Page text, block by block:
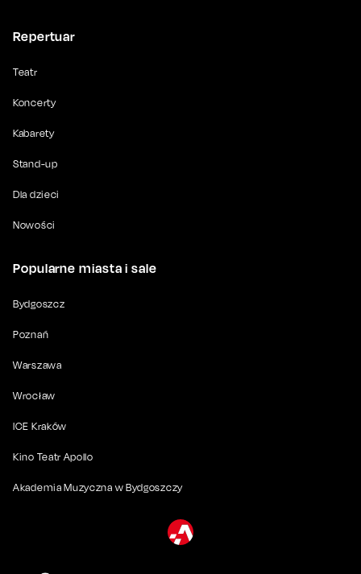
Repertuar
Teatr
Koncerty
Kabarety
Stand-up
Dla dzieci
Nowości
Popularne miasta i sale
Bydgoszcz
Poznań
Warszawa
Wrocław
ICE Kraków
Kino Teatr Apollo
Akademia Muzyczna w Bydgoszczy